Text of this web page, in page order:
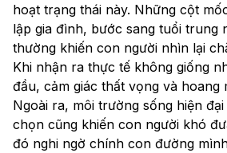
hoạt trạng thái này. Những cột
lập gia đình, bước sang tuổi trung
thường khiến con người nhìn lại
Khi nhận ra thực tế không giống
đầu, cảm giác thất vọng và hoang
Ngoài ra, môi trường sống hiện
chọn cũng khiến con người khó
đó nghi ngờ chính con đường